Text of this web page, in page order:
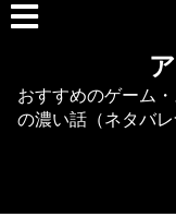
デタリキZ
アナザーエデン
おすすめのゲーム
の濃い話（ネタバ